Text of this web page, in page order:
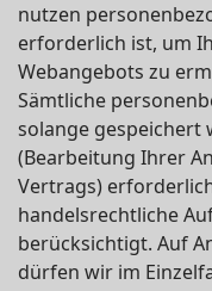
nutzen
erforderlich ist, um
Webangebots zu
Sämtliche
solange gespeichert
(Bearbeitung Ihrer
Vertrags)
handelsrechtliche
berücksichtigt. Auf
dürfen wir im